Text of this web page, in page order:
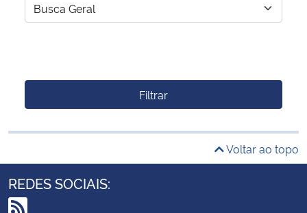
Filtrar
Voltar ao topo
REDES SOCIAIS: